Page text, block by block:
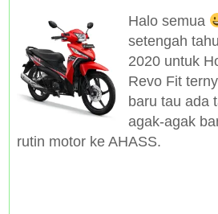
Halo semua
setengah
2020 untuk
Revo Fit
baru tau ada
agak-agak
rutin motor ke AHASS.